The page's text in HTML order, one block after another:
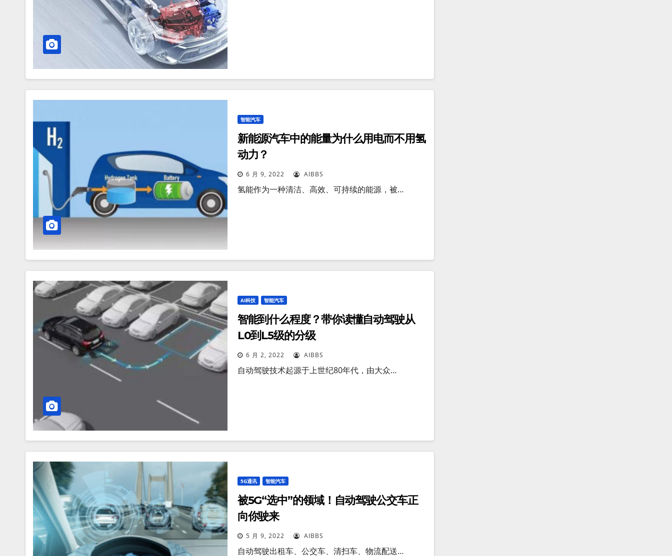
智能汽车
新能源汽车中的能量为什么用电而不用氢
动力？
6 月 9, 2022 AIBBS
氢能作为一种清洁、高效、可持续的能源，被…
AI科技 智能汽车
智能到什么程度？带你读懂自动驾驶从
L0到L5级的分级
6 月 2, 2022 AIBBS
自动驾驶技术起源于上世纪80年代，由大众…
5G通讯 智能汽车
被5G“选中”的领域！自动驾驶公交车正
向你驶来
5 月 9, 2022 AIBBS
自动驾驶出租车、公交车、清扫车、物流配送…